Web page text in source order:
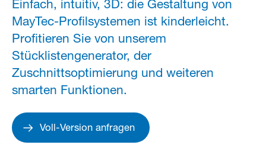
Einfach, intuitiv, 3D: die Gestaltung von
MayTec-Profilsystemen ist kinderleicht.
Profitieren Sie von unserem
Stücklistengenerator, der
Zuschnittsoptimierung und weiteren
smarten Funktionen.
Voll-Version anfragen